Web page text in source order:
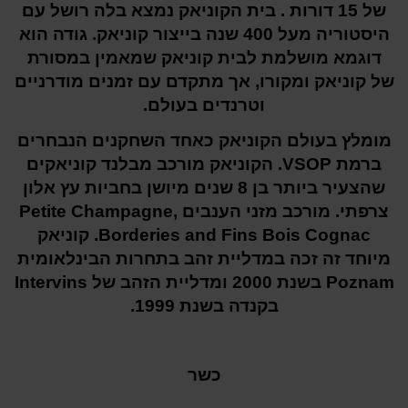
של 15 דורות . בית הקוניאק נמצא בלה רושל עם
היסטוריה מעל 400 שנה בייצור קוניאק. גודה הוא
דוגמא מושלמת לבית קוניאק שמאמין במסורת
של קוניאק ומקורו, אך מתקדם עם זמנים מודרניים
וטרנדים בעולם.
מומלץ בעולם הקוניאק כאחד השחקנים הנבחרים
ברמת VSOP. הקוניאק מורכב מבלנד קוניאקים
שהצעיר ביותר בן 8 שנים מיושן בחביות עץ אלון
צרפתי. מורכב מזני הענבים Petite Champagne,
Borderies and Fins Bois Cognac. קוניאק
מיוחד זה זכה במדליית זהב בתחרות הבינלאומית
Poznam בשנת 2000 ומדליית הזהב של Intervins
בקנדה בשנת 1999.
כשר